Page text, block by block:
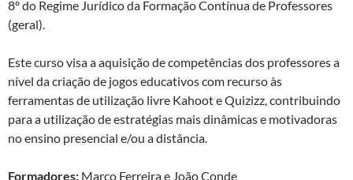
8º do Regime Jurídico da Formação Contínua de Professores
(geral).
Este curso visa a aquisição de competências dos professores a
nível da criação de jogos educativos com recurso às
ferramentas de utilização livre Kahoot e Quizizz, contribuindo
para a utilização de estratégias mais dinâmicas e motivadoras
no ensino presencial e/ou a distância.
Formadores: Marco Ferreira e João Conde